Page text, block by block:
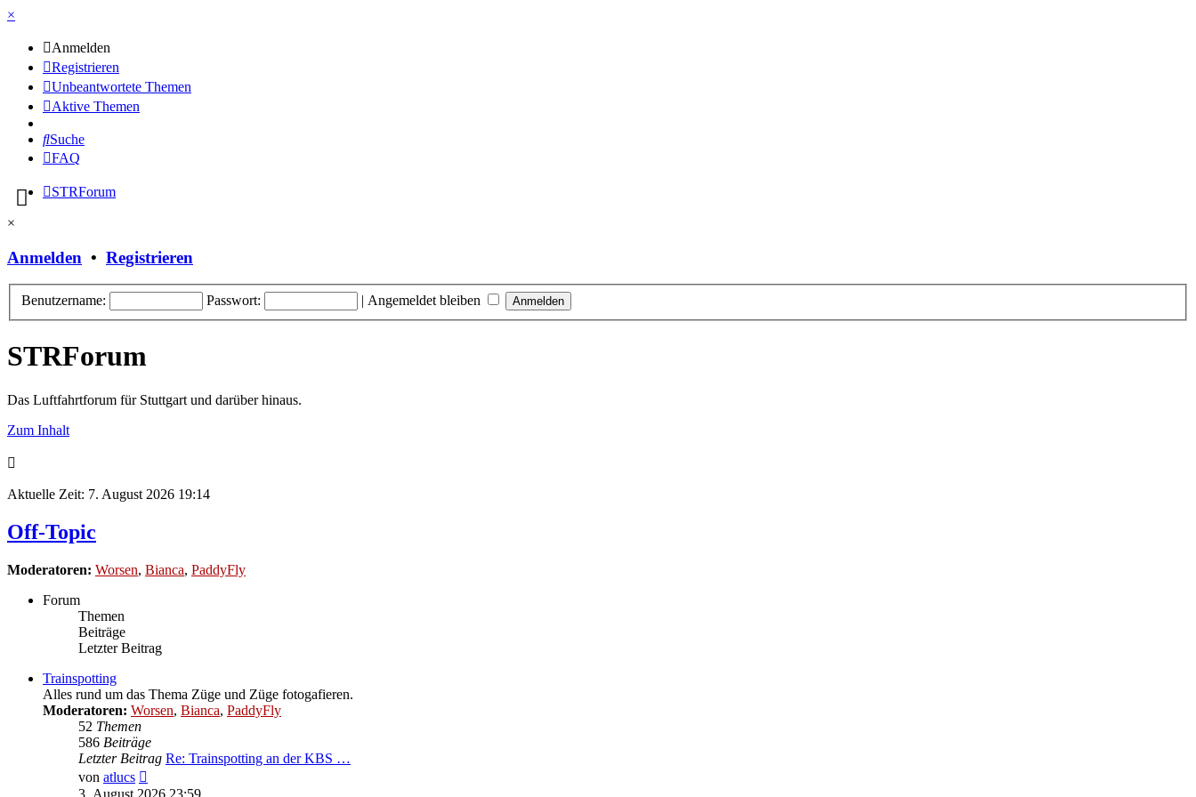
×
Anmelden
Registrieren
Unbeantwortete Themen
Aktive Themen
Suche
FAQ
STRForum
×
Anmelden • Registrieren
Benutzername: Passwort: | Angemeldet bleiben
STRForum
Das Luftfahrtforum für Stuttgart und darüber hinaus.
Zum Inhalt
Aktuelle Zeit: 7. August 2026 19:14
Off-Topic
Moderatoren: Worsen, Bianca, PaddyFly
Forum
Themen
Beiträge
Letzter Beitrag
Trainspotting
Alles rund um das Thema Züge und Züge fotogafieren.
Moderatoren: Worsen, Bianca, PaddyFly
52 Themen
586 Beiträge
Letzter Beitrag Re: Trainspotting an der KBS …
von atlucs
Beitrag
3. August 2026 23:59